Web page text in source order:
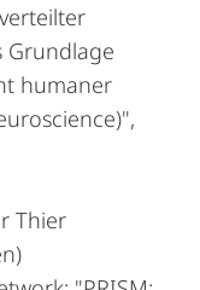
Grundlage
humaner
Thier